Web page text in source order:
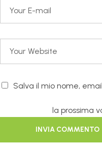
Salva il mio nome,
la prossima